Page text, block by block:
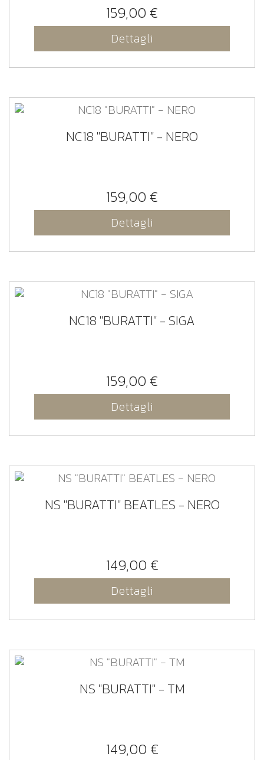
159,00 €
Dettagli
NC18 "BURATTI" - NERO
159,00 €
Dettagli
NC18 "BURATTI" - SIGA
159,00 €
Dettagli
NS "BURATTI" BEATLES - NERO
149,00 €
Dettagli
NS "BURATTI" - TM
149,00 €